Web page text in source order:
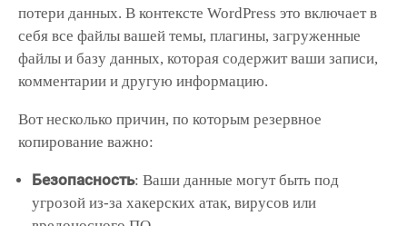
потери данных. В контексте WordPress это включает в
себя все файлы вашей темы, плагины, загруженные
файлы и базу данных, которая содержит ваши записи,
комментарии и другую информацию.
Вот несколько причин, по которым резервное
копирование важно:
Безопасность: Ваши данные могут быть под
угрозой из-за хакерских атак, вирусов или